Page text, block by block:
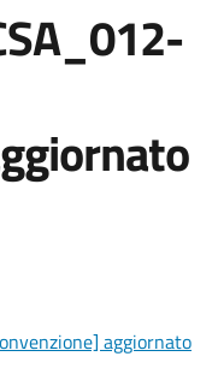
aggiornato